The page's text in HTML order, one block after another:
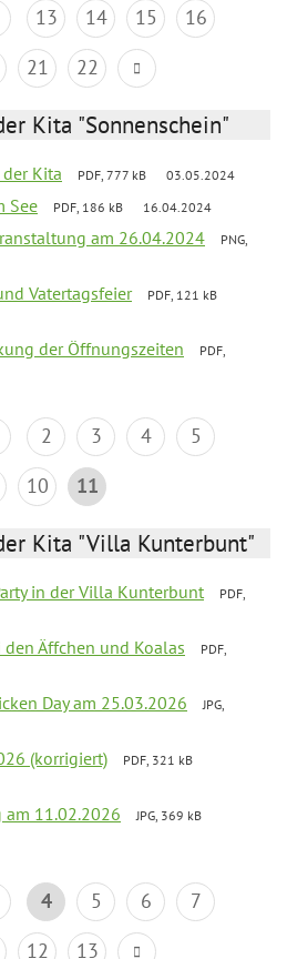
13 14 15
16
21 22
Kita "Sonnenschein"
Kita PDF, 777 kB 03.05.2024
See PDF, 186 kB 16.04.2024
am 26.04.2024
PNG,
Vatertagsfeier
PDF, 121 kB
der Öffnungszeiten
PDF,
2 3 4
5
10 11
Kita "Villa Kunterbunt"
in der Villa Kunterbunt
PDF,
Äffchen und Koalas
PDF,
Day am 25.03.2026
JPG,
(korrigiert)
PDF, 321 kB
am 11.02.2026
JPG, 369 kB
4 5 6
7
12 13